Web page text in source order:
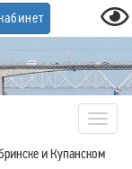
и Купанском